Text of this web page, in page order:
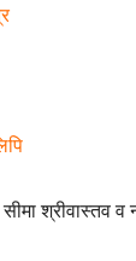
सीमा श्रीवास्तव